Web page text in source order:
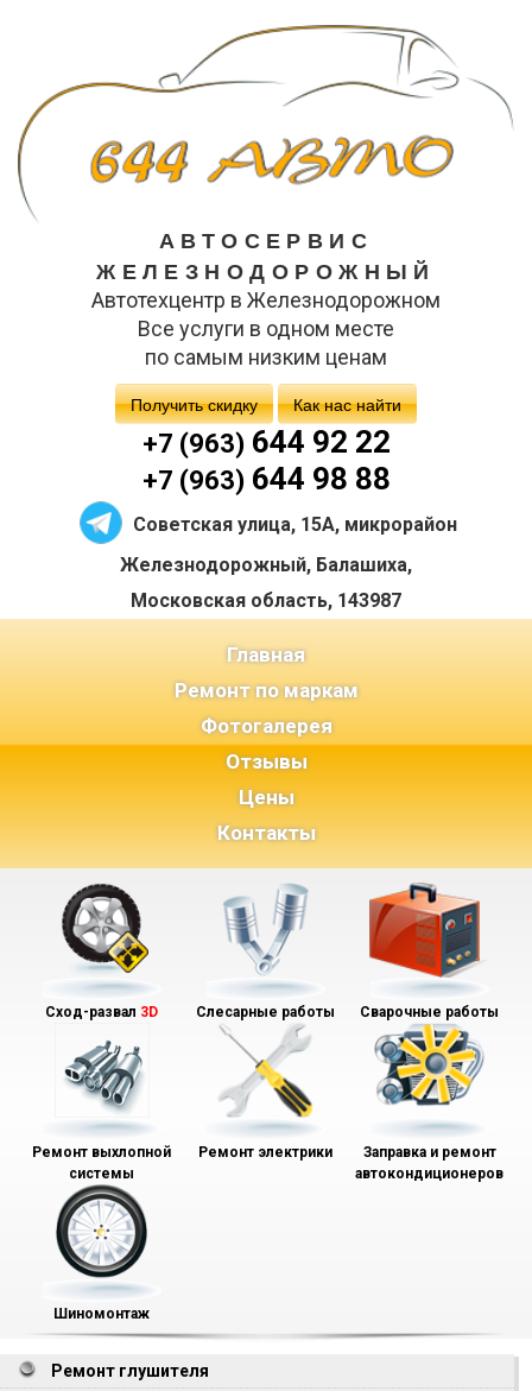
АВТОСЕРВИС
ЖЕЛЕЗНОДОРОЖНЫЙ
Автотехцентр в Железнодорожном
Все услуги в одном месте
по самым низким ценам
Получить скидку Как нас найти
+7 (963)644 92 22
+7 (963)644 98 88
Советская улица, 15А, микрорайон
Железнодорожный, Балашиха,
Московская область, 143987
Главная(current)
Ремонт по маркам
Фотогалерея
Отзывы
Цены
Контакты
Сход-развал 3D Слесарные работы Сварочные работы
Ремонт выхлопной
системы
Ремонт электрики
Заправка и ремонт
автокондиционеров
Шиномонтаж
Ремонт глушителя